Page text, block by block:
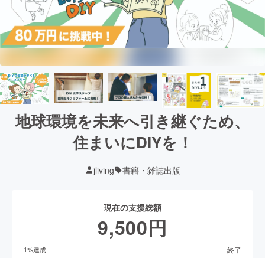
地球環境を未来へ引き継ぐため、
住まいにDIYを！
jliving 書籍・雑誌出版
現在の支援総額
9,500円
1%達成 終了